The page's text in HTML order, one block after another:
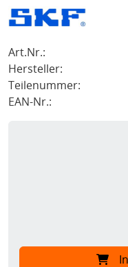
Art.Nr.:
Hersteller:
Teilenummer:
EAN-Nr.: